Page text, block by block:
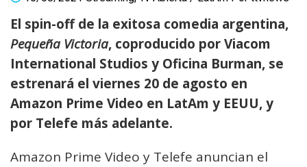
El spin-off de la exitosa comedia argentina,
Pequeña Victoria, coproducido por Viacom
International Studios y Oficina Burman, se
estrenará el viernes 20 de agosto en
Amazon Prime Video en LatAm y EEUU, y
por Telefe más adelante.
Amazon Prime Video y Telefe anuncian el